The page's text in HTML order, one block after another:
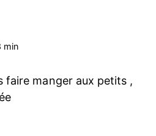
min
faire manger aux petits ,